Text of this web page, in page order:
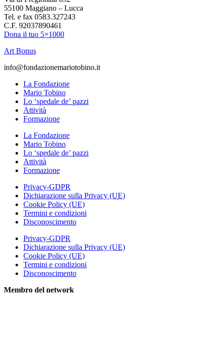
55100 Maggiano – Lucca
Tel. e fax 0583.327243
C.F. 92037890461
Dona il tuo 5×1000
Art Bonus
info@fondazionemariotobino.it
La Fondazione
Mario Tobino
Lo ‘spedale de’ pazzi
Attività
Formazione
La Fondazione
Mario Tobino
Lo ‘spedale de’ pazzi
Attività
Formazione
Privacy-GDPR
Dichiarazione sulla Privacy (UE)
Cookie Policy (UE)
Termini e condizioni
Disconoscimento
Privacy-GDPR
Dichiarazione sulla Privacy (UE)
Cookie Policy (UE)
Termini e condizioni
Disconoscimento
Membro del network